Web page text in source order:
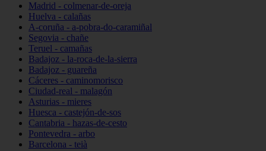
Madrid - colmenar-de-oreja
Huelva - calañas
A-coruña - a-pobra-do-caramiñal
Segovia - chañe
Teruel - camañas
Badajoz - la-roca-de-la-sierra
Badajoz - guareña
Cáceres - caminomorisco
Ciudad-real - malagón
Asturias - mieres
Huesca - castejón-de-sos
Cantabria - hazas-de-cesto
Pontevedra - arbo
Barcelona - teià